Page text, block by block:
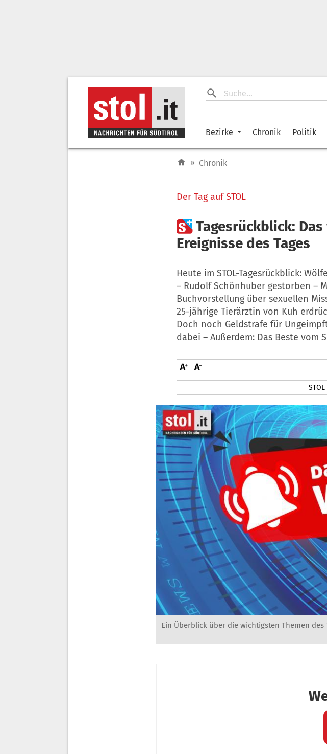
Bezirke Chronik Politik
» Chronik
Der Tag auf STOL
Tagesrückblick:
Ereignisse des Tages
Heute im STOL-Tagesrückblick:
– Rudolf Schönhuber gestorben –
Buchvorstellung über sexuellen
25-jährige Tierärztin von Kuh
Doch noch Geldstrafe für
dabei – Außerdem: Das Beste vom
Ein Überblick über die wichtigsten Themen des